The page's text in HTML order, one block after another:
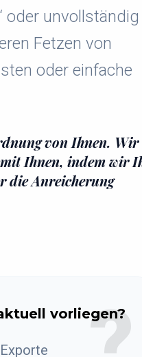
oder unvollständig
Fetzen von
oder einfache
von Ihnen. Wir
mit Ihnen, indem wir
die Anreicherung
vorliegen?